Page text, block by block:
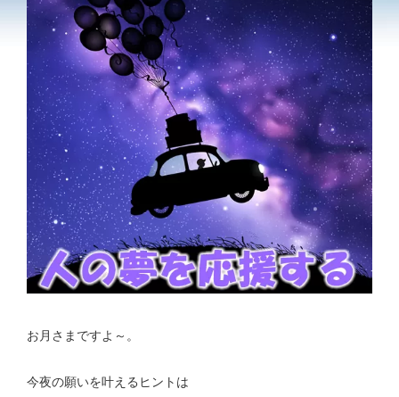
お月さまですよ～。
今夜の願いを叶えるヒントは